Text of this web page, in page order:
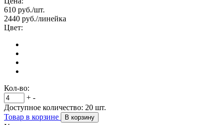
610 руб./шт.
2440 руб./линейка
Цвет:
Кол-во:
+ -
Доступное количество: 20 шт.
Товар в корзине
В корзину